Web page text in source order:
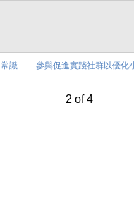
常識 參與促進實踐社群以優化
2 of 4